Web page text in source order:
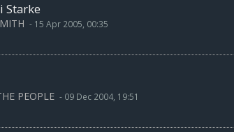
Starke
- 15 Apr 2005, 00:35
PEOPLE - 09 Dec 2004, 19:51